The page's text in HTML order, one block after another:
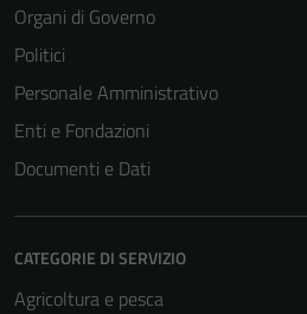
Organi di Governo
Politici
Personale Amministrativo
Enti e Fondazioni
Documenti e Dati
CATEGORIE DI SERVIZIO
Agricoltura e pesca